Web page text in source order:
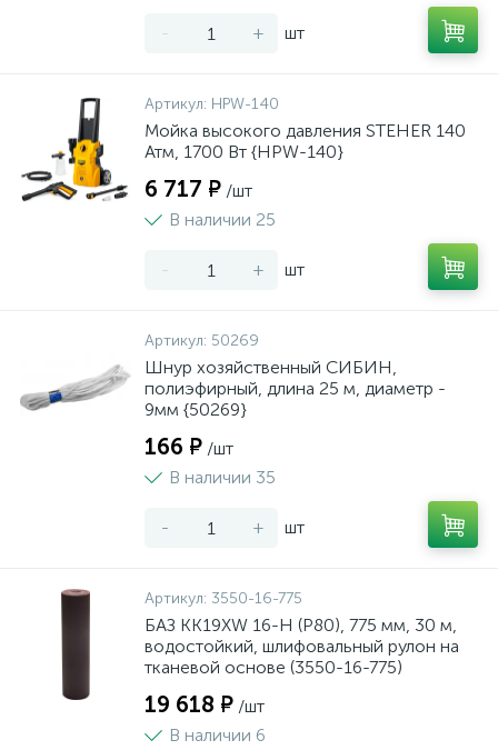
- + шт
Артикул: HPW-140
Мойка высокого давления STEHER 140
Атм, 1700 Вт {HPW-140}
6 717 ₽ /шт
В наличии 25
- + шт
Артикул: 50269
Шнур хозяйственный СИБИН,
полиэфирный, длина 25 м, диаметр -
9мм {50269}
166 ₽ /шт
В наличии 35
- + шт
Артикул: 3550-16-775
БАЗ KK19XW 16-H (Р80), 775 мм, 30 м,
водостойкий, шлифовальный рулон на
тканевой основе (3550-16-775)
19 618 ₽ /шт
В наличии 6